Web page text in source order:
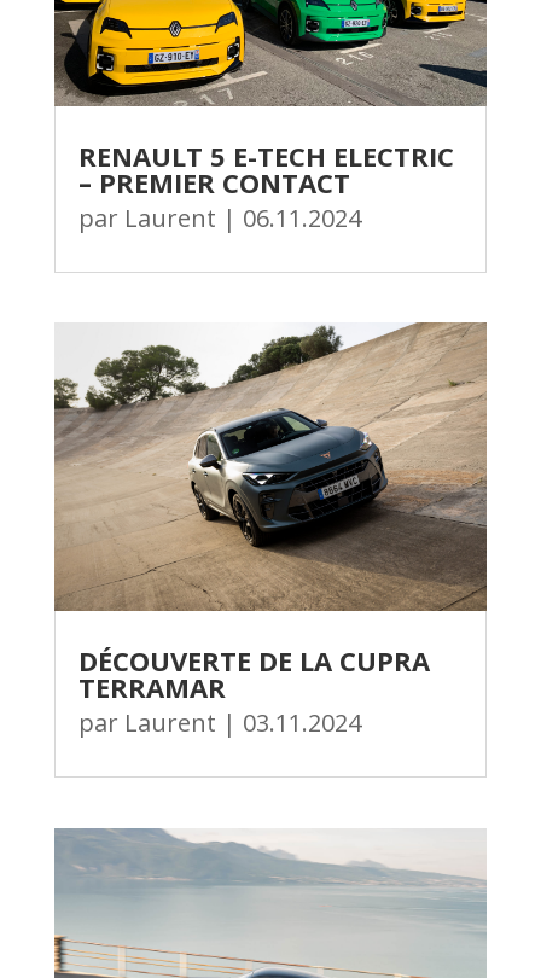
RENAULT 5 E-TECH ELECTRIC
– PREMIER CONTACT
par Laurent | 06.11.2024
DÉCOUVERTE DE LA CUPRA
TERRAMAR
par Laurent | 03.11.2024